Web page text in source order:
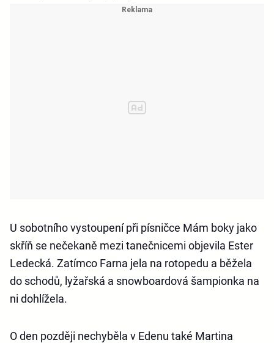
U sobotního vystoupení při písničce Mám boky jako
skříň se nečekaně mezi tanečnicemi objevila Ester
Ledecká. Zatímco Farna jela na rotopedu a běžela
do schodů, lyžařská a snowboardová šampionka na
ni dohlížela.
O den později nechyběla v Edenu také Martina